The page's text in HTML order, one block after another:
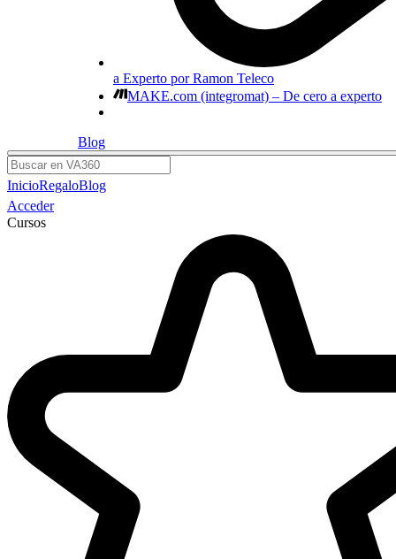
a Experto por Ramon Teleco
MAKE.com (integromat) – De cero a experto
Blog
Buscar
InicioRegaloBlog
Acceder
Cursos